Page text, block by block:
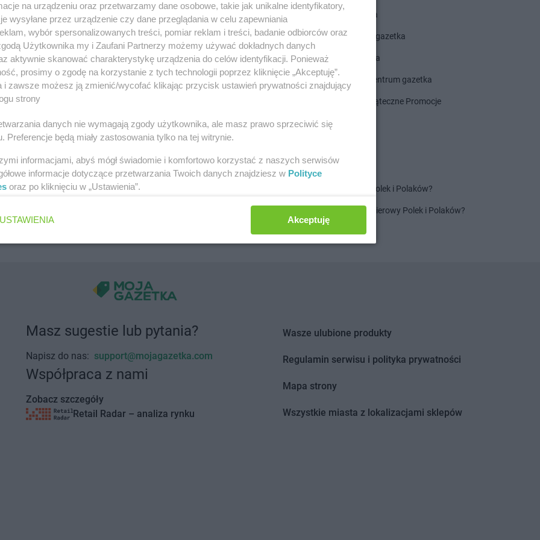
Lidl gazetka
Kaufland gazetka
PEPCO gazetka
Netto gazetka
ALDI gazetka
ROSSMANN gazetka
Dealz gazetka
Delikatesy Centrum gazetka
Gazetka Świąteczne Promocje
Jakie są ulubione płatki owsiane Polek i Polaków? Jaki jest ulubiony szampon Polek i Polaków?
Jaki jest ulubiony ręcznik papierowy Polek i Polaków?
Masz sugestie lub pytania?
Napisz do nas: support@mojagazetka.com
Współpraca z nami
Zobacz szczegóły
Retail Radar – analiza rynku
Wasze ulubione produkty
Regulamin serwisu i polityka prywatności
Mapa strony
Wszystkie miasta z lokalizacjami sklepów
na urządzeniu oraz przetwarzamy dane osobowe, takie jak unikalne identyfikatory,
wysyłane przez urządzenie czy dane przeglądania w celu zapewniania
wybór spersonalizowanych treści, pomiar reklam i treści, badanie odbiorców oraz
Użytkownika my i Zaufani Partnerzy możemy używać dokładnych danych
aktywnie skanować charakterystykę urządzenia do celów identyfikacji. Ponieważ
prosimy o zgodę na korzystanie z tych technologii poprzez kliknięcie „Akceptuję”.
i zawsze możesz ją zmienić/wycofać klikając przycisk ustawień prywatności znajdujący
strony
danych nie wymagają zgody użytkownika, ale masz prawo sprzeciwić się
Preferencje będą miały zastosowania tylko na tej witrynie.
informacjami, abyś mógł świadomie i komfortowo korzystać z naszych serwisów
informacje dotyczące przetwarzania Twoich danych znajdziesz w Polityce
oraz po kliknięciu w „Ustawienia”.
USTAWIENIA Akceptuję